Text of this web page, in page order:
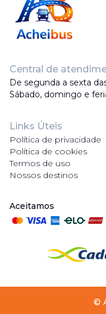
Central de
De segunda a sexta
Sábado, domingo e
Links Úteis
Política de privacidade
Política de cookies
Termos de uso
Nossos destinos
Aceitamos
©